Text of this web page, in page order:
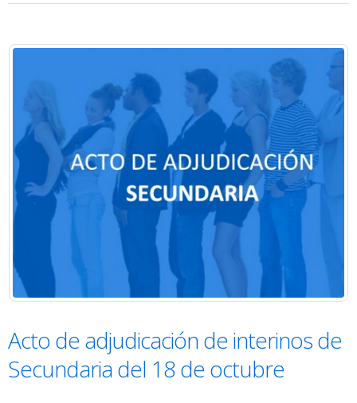
Acto de adjudicación de interinos de
Secundaria del 18 de octubre